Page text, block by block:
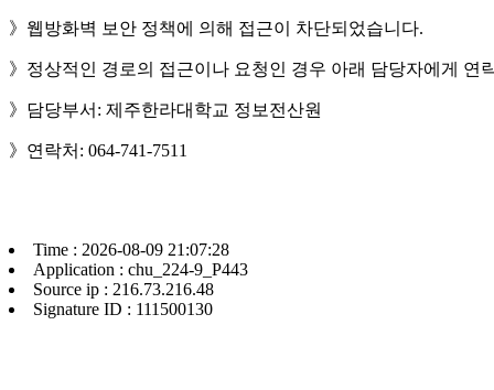
》웹방화벽 보안 정책에 의해 접근이 차단되었습니다.
》정상적인 경로의 접근이나 요청인 경우 아래 담당자에게 연
》담당부서: 제주한라대학교 정보전산원
》연락처: 064-741-7511
Time : 2026-08-09 21:07:28
Application : chu_224-9_P443
Source ip : 216.73.216.48
Signature ID : 111500130